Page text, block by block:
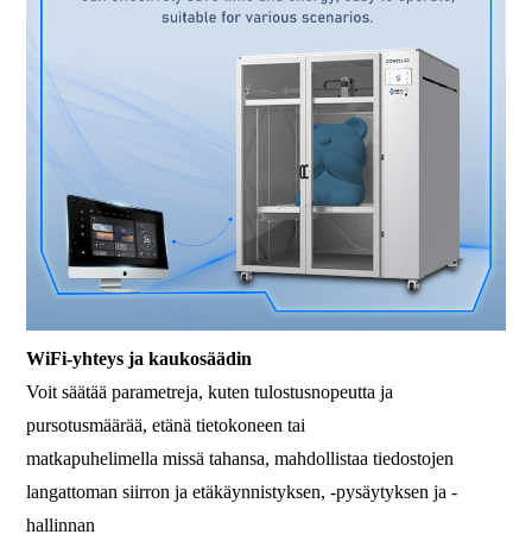
WiFi-yhteys ja kaukosäädin
Voit säätää parametreja, kuten tulostusnopeutta ja
pursotusmäärää, etänä tietokoneen tai
matkapuhelimella missä tahansa, mahdollistaa tiedostojen
langattoman siirron ja etäkäynnistyksen, -pysäytyksen ja -
hallinnan